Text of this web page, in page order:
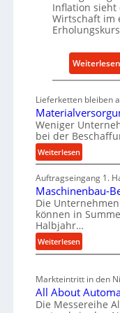
r
Inflation sieht
Wirtschaft im
Weiterlesen:
Lieferketten bleiben
Weniger
bei der
Weiterlesen:
M
a
t
e
r
i
a
l
e
r
s
Auftragseingang 1.
Maschinenbau-
Die
können in
Halbjahr…
Weiterlesen:
M
s
c
h
Markteintritt in den
All About
Die Messereihe